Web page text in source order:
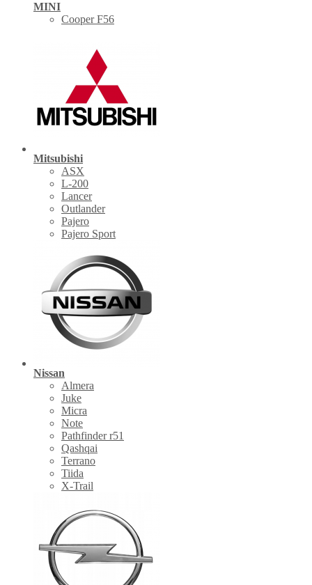
MINI
Cooper F56
Mitsubishi
ASX
L-200
Lancer
Outlander
Pajero
Pajero Sport
Nissan
Almera
Juke
Micra
Note
Pathfinder r51
Qashqai
Terrano
Tiida
X-Trail